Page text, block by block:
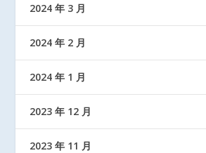
2024 年 3 月
2024 年 2 月
2024 年 1 月
2023 年 12 月
2023 年 11 月